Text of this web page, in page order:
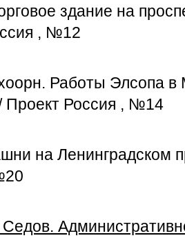
здание на
, №12
Работы Элсопа
Проект Россия , №14
на Ленинградском